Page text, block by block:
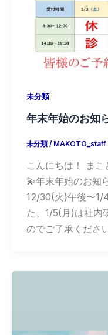
未分類
年末年始のお知
未分類/ MAKOTO_staff
こんにちは！ ま
💫年末年始のお知
12/30(火)午後〜1/
た、1/5(月)は社内
のでご了承ください